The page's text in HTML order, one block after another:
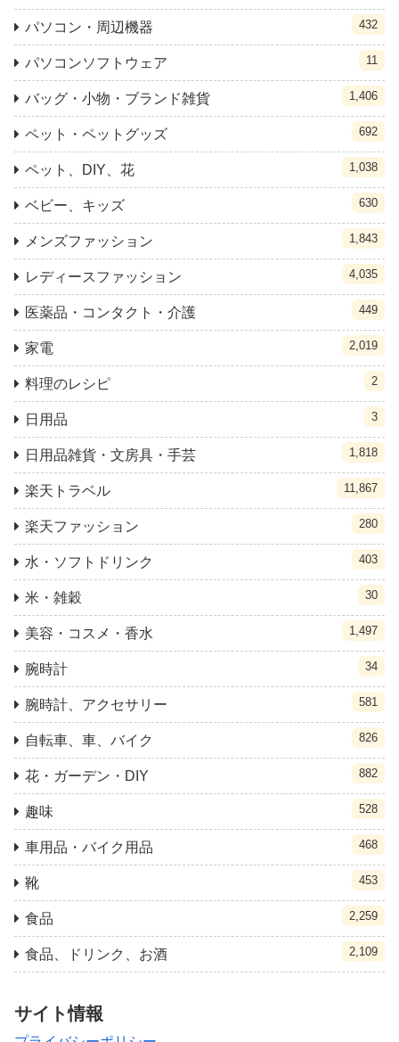
パソコン・周辺機器 432
パソコンソフトウェア 11
バッグ・小物・ブランド雑貨 1,406
ペット・ペットグッズ 692
ペット、DIY、花 1,038
ベビー、キッズ 630
メンズファッション 1,843
レディースファッション 4,035
医薬品・コンタクト・介護 449
家電 2,019
料理のレシピ 2
日用品 3
日用品雑貨・文房具・手芸 1,818
楽天トラベル 11,867
楽天ファッション 280
水・ソフトドリンク 403
米・雑穀 30
美容・コスメ・香水 1,497
腕時計 34
腕時計、アクセサリー 581
自転車、車、バイク 826
花・ガーデン・DIY 882
趣味 528
車用品・バイク用品 468
靴 453
食品 2,259
食品、ドリンク、お酒 2,109
サイト情報